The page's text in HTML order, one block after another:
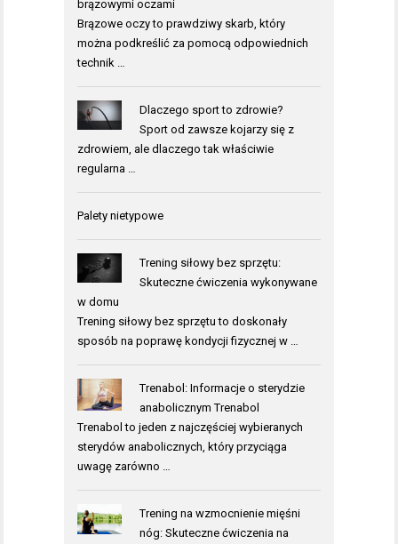
brązowymi oczami
Brązowe oczy to prawdziwy skarb, który
można podkreślić za pomocą odpowiednich
technik …
Dlaczego sport to zdrowie?
Sport od zawsze kojarzy się z
zdrowiem, ale dlaczego tak właściwie
regularna …
Palety nietypowe
Trening siłowy bez sprzętu:
Skuteczne ćwiczenia wykonywane
w domu
Trening siłowy bez sprzętu to doskonały
sposób na poprawę kondycji fizycznej w …
Trenabol: Informacje o sterydzie
anabolicznym Trenabol
Trenabol to jeden z najczęściej wybieranych
sterydów anabolicznych, który przyciąga
uwagę zarówno …
Trening na wzmocnienie mięśni
nóg: Skuteczne ćwiczenia na